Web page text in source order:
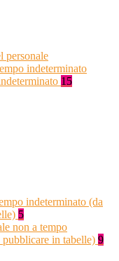
personale
indeterminato
15
indeterminato (da
5
non a tempo
in tabelle) 9